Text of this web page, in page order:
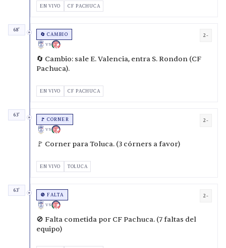
EN VIVO CF PACHUCA
68'
🔄 CAMBIO
VS
2-
🔄 Cambio: sale E. Valencia, entra S. Rondon (CF
Pachuca).
EN VIVO CF PACHUCA
63'
🚩 CORNER
VS
2-
🚩 Corner para Toluca. (3 córners a favor)
EN VIVO TOLUCA
63'
🚫 FALTA
VS
2-
🚫 Falta cometida por CF Pachuca. (7 faltas del
equipo)